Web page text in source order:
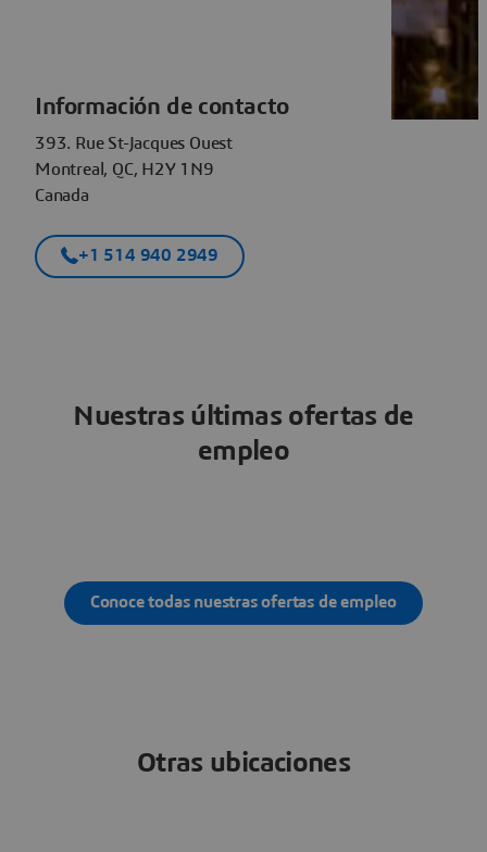
Información de contacto
393. Rue St-Jacques Ouest
Montreal, QC, H2Y 1N9
Canada
+1 514 940 2949
Nuestras últimas ofertas de
empleo
Conoce todas nuestras ofertas de empleo
Otras ubicaciones